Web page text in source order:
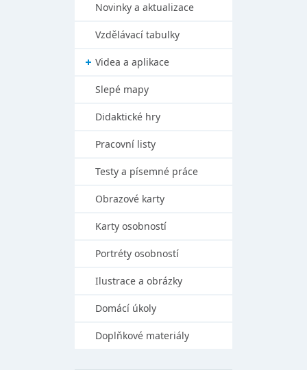
Novinky a aktualizace
Vzdělávací tabulky
Videa a aplikace
Slepé mapy
Didaktické hry
Pracovní listy
Testy a písemné práce
Obrazové karty
Karty osobností
Portréty osobností
Ilustrace a obrázky
Domácí úkoly
Doplňkové materiály